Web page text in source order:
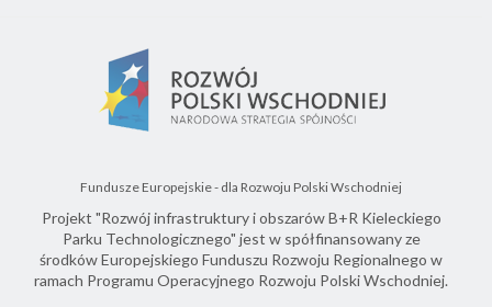
Fundusze Europejskie - dla Rozwoju Polski Wschodniej
Projekt "Rozwój infrastruktury i obszarów B+R Kieleckiego
Parku Technologicznego" jest w spółfinansowany ze
środków Europejskiego Funduszu Rozwoju Regionalnego w
ramach Programu Operacyjnego Rozwoju Polski Wschodniej.